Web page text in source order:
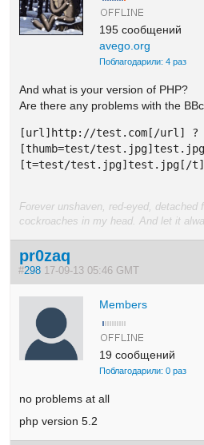
195 сообщений
avego.org
Поблагодарили: 4 раз
And what is your version of PHP?
Are there any problems with the
[url]http://test.com[/url] ?
[thumb=test/
[t=test/test.jpg]test.jpg[/
Forever unshaven, red-eyed, detached
cockroaches in my head. And let it
pr0zaq
#298 17-09-13 05:46 GMT
Members
19 сообщений
Поблагодарили: 0 раз
no problems at all
php version 5.2